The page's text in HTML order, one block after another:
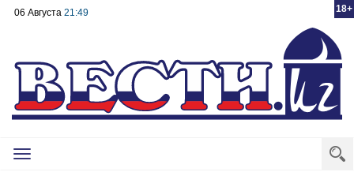
18+
06 Августа 21:49
Toggle